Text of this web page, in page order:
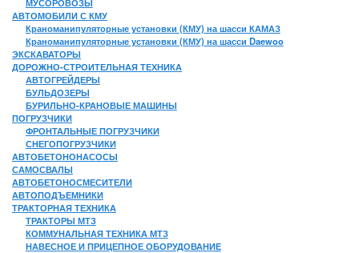
АВТОМОБИЛИ С КМУ
Краноманипуляторные установки (КМУ) на шасси КАМАЗ
Краноманипуляторные установки (КМУ) на шасси Daewoo
ЭКСКАВАТОРЫ
ДОРОЖНО-СТРОИТЕЛЬНАЯ ТЕХНИКА
АВТОГРЕЙДЕРЫ
БУЛЬДОЗЕРЫ
БУРИЛЬНО-КРАНОВЫЕ МАШИНЫ
ПОГРУЗЧИКИ
ФРОНТАЛЬНЫЕ ПОГРУЗЧИКИ
СНЕГОПОГРУЗЧИКИ
АВТОБЕТОНОНАСОСЫ
САМОСВАЛЫ
АВТОБЕТОНОСМЕСИТЕЛИ
АВТОПОДЪЕМНИКИ
ТРАКТОРНАЯ ТЕХНИКА
ТРАКТОРЫ МТЗ
КОММУНАЛЬНАЯ ТЕХНИКА МТЗ
НАВЕСНОЕ И ПРИЦЕПНОЕ ОБОРУДОВАНИЕ